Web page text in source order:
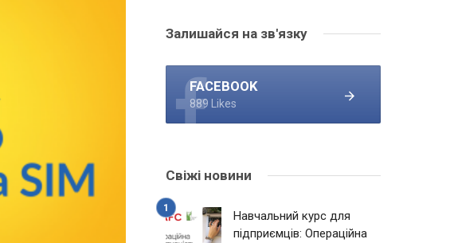
Залишайся на зв'язку
FACEBOOK
889 Likes
Свіжі новини
Навчальний курс для
підприємців: Операційна